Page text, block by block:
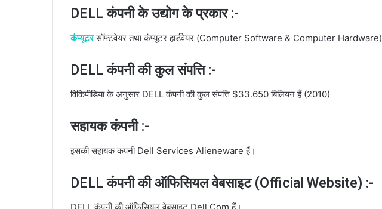
DELL कंपनी के उद्योग के प्रकार :-
कंप्यूटरसॉफ्टवेयर तथा कंप्यूटर हार्डवेयर (Computer Software & Computer Hardware)
DELL कंपनी की कुल संपत्ति :-
विकिपीडिया के अनुसार DELL कंपनी की कुल संपत्ति $33.650 बिलियन हैं (2010)
सहायक कंपनी :-
इसकी सहायक कंपनी Dell Services Alieneware हैं।
DELL कंपनी की ऑफिसियल वेबसाइट (Official Website) :-